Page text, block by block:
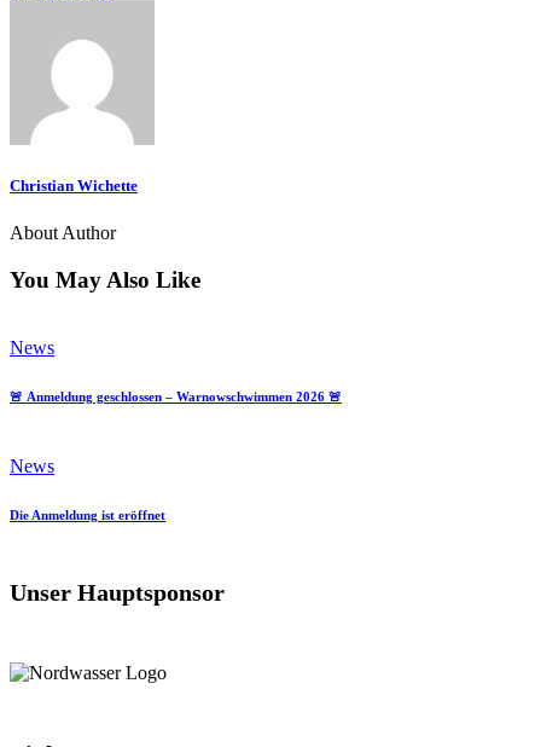
Christian Wichette
About Author
You May Also Like
News
🚨 Anmeldung geschlossen – Warnowschwimmen 2026 🚨
News
Die Anmeldung ist eröffnet
Unser Hauptsponsor